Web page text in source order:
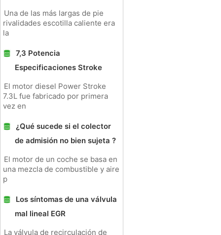
Una de las más largas de pie
rivalidades escotilla caliente era
la
7,3 Potencia
Especificaciones Stroke
El motor diesel Power Stroke
7.3L fue fabricado por primera
vez en
¿Qué sucede si el colector
de admisión no bien sujeta ?
El motor de un coche se basa en
una mezcla de combustible y aire
p
Los síntomas de una válvula
mal lineal EGR
La válvula de recirculación de